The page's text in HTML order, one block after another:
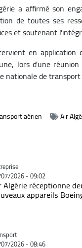
a affirmé son
de toutes ses
et soutenant
en application
lors d'une
nationale de
aérien Air
2026 - 09:02
Algérie réceptionne
appareils
2026 - 08:46